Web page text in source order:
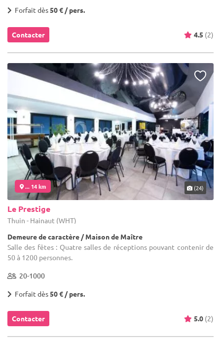
Forfait dès50 € / pers.
Contacter 4.5 (2)
... 14 km (24)
Le Prestige
Thuin - Hainaut (WHT)
Demeure de caractère / Maison de Maître
Salle des fêtes : Quatre salles de réceptions pouvant contenir de
50 à 1200 personnes.
20-1000
Forfait dès50 € / pers.
Contacter 5.0 (2)